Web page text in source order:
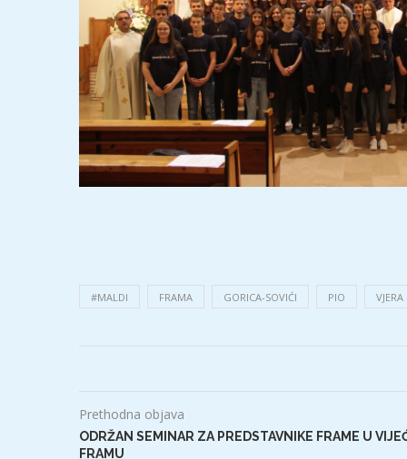
#MALDI FRAMA GORICA-SOVIĆI PIO VJERA
Prethodna objava
ODRŽAN SEMINAR ZA PREDSTAVNIKE FRAME U
FRAMU